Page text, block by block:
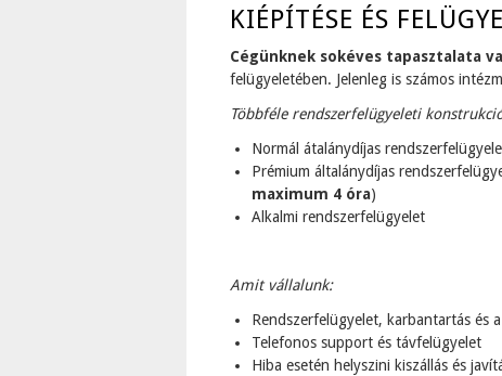
KIÉPÍTÉSE ÉS
Cégünknek sokéves tapasztalata
felügyeletében. Jelenleg is számos
Többféle rendszerfelügyeleti
Normál átalánydíjas
Prémium általánydíjas
maximum 4 óra)
Alkalmi rendszerfelügyelet
Amit vállalunk:
Rendszerfelügyelet, karbantartás és
Telefonos support és távfelügyelet
Hiba esetén helyszini kiszállás és